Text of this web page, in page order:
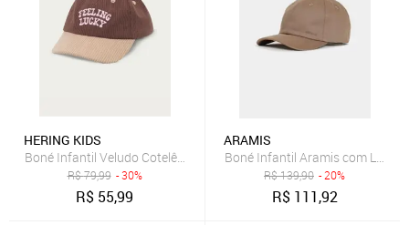
HERING KIDS
Boné Infantil Veludo Cotelê Hering
R$79,99 - 30%
R$ 55,99
ARAMIS
Boné Infantil Aramis com Logo
R$139,90 - 20%
R$ 111,92